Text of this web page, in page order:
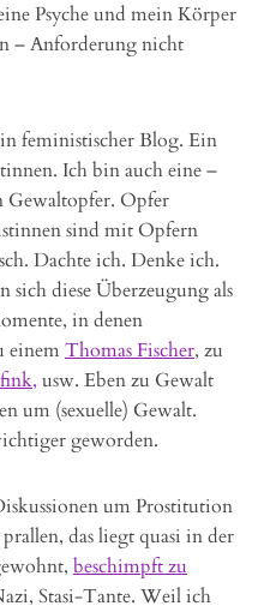
Psyche und mein Körper
– Anforderung nicht
feministischer Blog. Ein
Ich bin auch eine –
Opfer
sind mit Opfern
Dachte ich. Denke ich.
diese Überzeugung als
in denen
einemThomas Fischer, zu
usw. Eben zu Gewalt
um (sexuelle) Gewalt.
geworden.
um Prostitution
das liegt quasi in der
beschimpft zu
Stasi-Tante. Weil ich